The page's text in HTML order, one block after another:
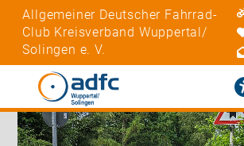
Allgemeiner Deutscher Fahrrad-
Club Kreisverband Wuppertal/
Solingen e. V.